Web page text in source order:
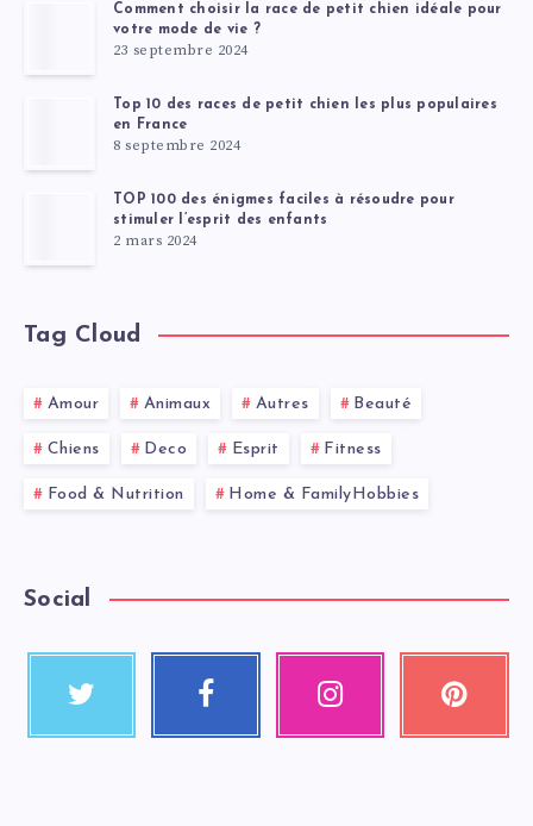
Comment choisir la race de petit chien idéale pour
votre mode de vie ?
23 septembre 2024
Top 10 des races de petit chien les plus populaires
en France
8 septembre 2024
TOP 100 des énigmes faciles à résoudre pour
stimuler l’esprit des enfants
2 mars 2024
Tag Cloud
Amour Animaux Autres Beauté
Chiens Deco Esprit Fitness
Food & Nutrition Home & FamilyHobbies
Social